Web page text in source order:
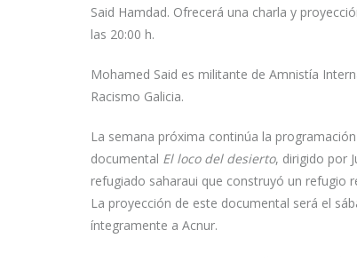
Said Hamdad. Ofrecerá una charla y
las 20:00 h.
Mohamed Said es militante de Amnistía
Racismo Galicia.
La semana próxima continúa la
documental El loco del desierto, dirigido por
refugiado saharaui que construyó un refugio
La proyección de este documental será el
íntegramente a Acnur.